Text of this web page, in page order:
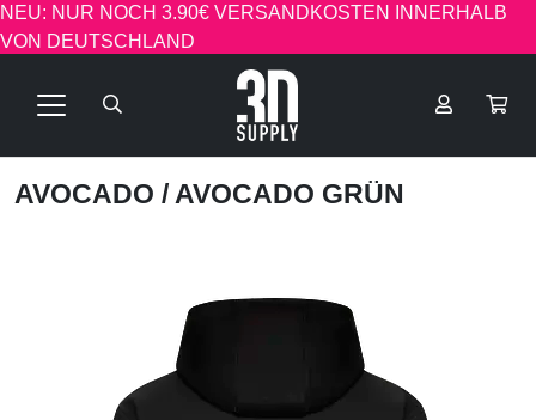
NEU: NUR NOCH 3.90€ VERSANDKOSTEN INNERHALB
VON DEUTSCHLAND
AVOCADO / AVOCADO GRÜN